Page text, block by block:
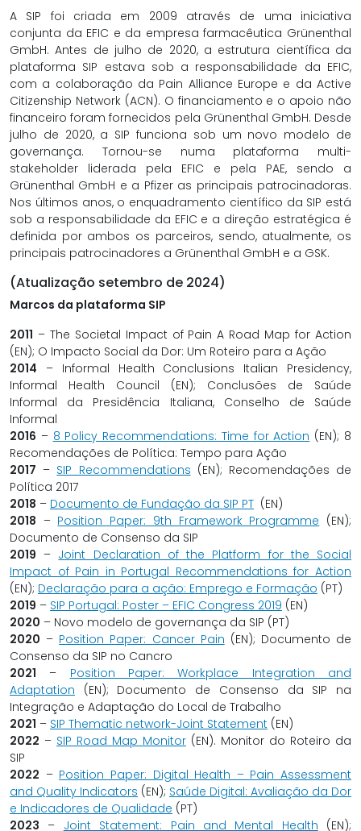
A SIP foi criada em 2009 através de uma iniciativa
conjunta da EFIC e da empresa farmacêutica Grünenthal
GmbH. Antes de julho de 2020, a estrutura científica da
plataforma SIP estava sob a responsabilidade da EFIC,
com a colaboração da Pain Alliance Europe e da Active
Citizenship Network (ACN). O financiamento e o apoio não
financeiro foram fornecidos pela Grünenthal GmbH. Desde
julho de 2020, a SIP funciona sob um novo modelo de
governança. Tornou-se numa plataforma multi-
stakeholder liderada pela EFIC e pela PAE, sendo a
Grünenthal GmbH e a Pfizer as principais patrocinadoras.
Nos últimos anos, o enquadramento científico da SIP está
sob a responsabilidade da EFIC e a direção estratégica é
definida por ambos os parceiros, sendo, atualmente, os
principais patrocinadores a Grünenthal GmbH e a GSK.
(Atualização setembro de 2024)
Marcos da plataforma SIP
2011 – The Societal Impact of Pain A Road Map for Action
(EN); O Impacto Social da Dor: Um Roteiro para a Ação
2014 – Informal Health Conclusions Italian Presidency,
Informal Health Council (EN); Conclusões de Saúde
Informal da Presidência Italiana, Conselho de Saúde
Informal
2016 – 8 Policy Recommendations: Time for Action (EN); 8
Recomendações de Política: Tempo para Ação
2017 – SIP Recommendations (EN); Recomendações de
Política 2017
2018 – Documento de Fundação da SIP PT (EN)
2018 – Position Paper: 9th Framework Programme (EN);
Documento de Consenso da SIP
2019 – Joint Declaration of the Platform for the Social
Impact of Pain in Portugal Recommendations for Action
(EN); Declaração para a ação: Emprego e Formação (PT)
2019 – SIP Portugal: Poster – EFIC Congress 2019 (EN)
2020 – Novo modelo de governança da SIP (PT)
2020 – Position Paper: Cancer Pain (EN); Documento de
Consenso da SIP no Cancro
2021 – Position Paper: Workplace Integration and
Adaptation (EN); Documento de Consenso da SIP na
Integração e Adaptação do Local de Trabalho
2021 – SIP Thematic network-Joint Statement (EN)
2022 – SIP Road Map Monitor (EN). Monitor do Roteiro da
SIP
2022 – Position Paper: Digital Health – Pain Assessment
and Quality Indicators (EN); Saúde Digital: Avaliação da Dor
e Indicadores de Qualidade (PT)
2023 – Joint Statement: Pain and Mental Health (EN);